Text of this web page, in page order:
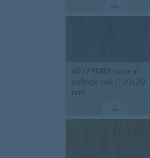
60374DR5 natural
collage oak (120x20
cm)